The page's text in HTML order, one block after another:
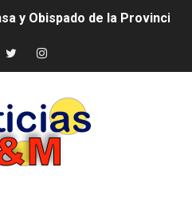
reconocido por sus cuatro
posiciones en los mil